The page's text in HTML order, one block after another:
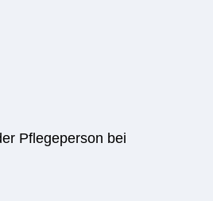
Pflegeperson bei